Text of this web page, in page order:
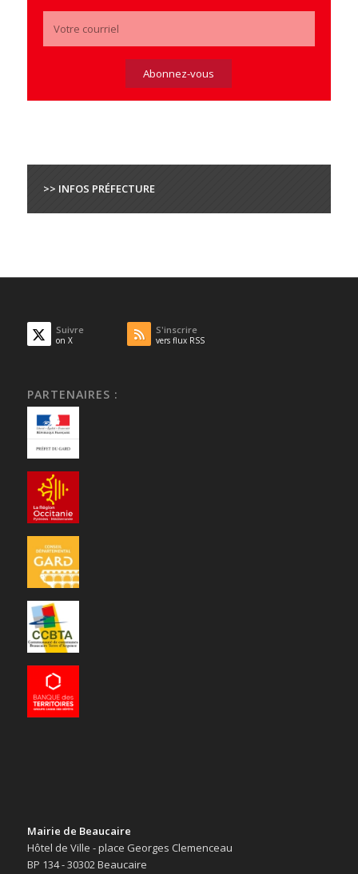
>> INFOS PRÉFECTURE
Suivre
on X
S'inscrire
vers flux RSS
PARTENAIRES :
Mairie de Beaucaire
Hôtel de Ville - place Georges Clemenceau
BP 134 - 30302 Beaucaire